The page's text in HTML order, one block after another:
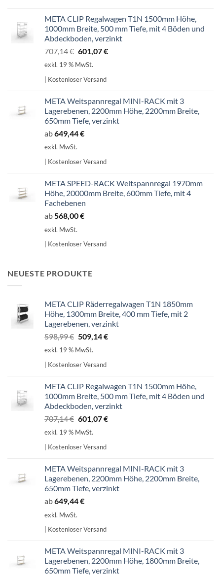
META CLIP Regalwagen T1N 1500mm Höhe,
1000mm Breite, 500 mm Tiefe, mit 4 Böden und
Abdeckboden, verzinkt
707,14€ Ursprünglicher
Preis
707,14 €
601,07€Aktueller
exkl. 19 % MwSt.
| Kostenloser Versand
META Weitspannregal MINI-RACK mit 3
Lagerebenen, 2200mm Höhe, 2200mm Breite,
650mm Tiefe, verzinkt
ab649,44€
exkl. MwSt.
| Kostenloser Versand
META SPEED-RACK Weitspannregal 1970mm
Höhe, 20000mm Breite, 600mm Tiefe, mit 4
Fachebenen
ab568,00€
exkl. MwSt.
| Kostenloser Versand
NEUESTE PRODUKTE
META CLIP Räderregalwagen T1N 1850mm
Höhe, 1300mm Breite, 400 mm Tiefe, mit 2
Lagerebenen, verzinkt
598,99€ Ursprünglicher
Preis
598,99 €
509,14€Aktueller
exkl. 19 % MwSt.
| Kostenloser Versand
META CLIP Regalwagen T1N 1500mm Höhe,
1000mm Breite, 500 mm Tiefe, mit 4 Böden und
Abdeckboden, verzinkt
707,14€ Ursprünglicher
Preis
707,14 €
601,07€Aktueller
exkl. 19 % MwSt.
| Kostenloser Versand
META Weitspannregal MINI-RACK mit 3
Lagerebenen, 2200mm Höhe, 2200mm Breite,
650mm Tiefe, verzinkt
ab649,44€
exkl. MwSt.
| Kostenloser Versand
META Weitspannregal MINI-RACK mit 3
Lagerebenen, 2200mm Höhe, 1800mm Breite,
650mm Tiefe, verzinkt